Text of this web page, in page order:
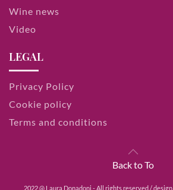
Wine news
Video
LEGAL
Privacy Policy
Cookie policy
Terms and conditions
Back to To
2022 @ Laura Donadoni - All rights reserved / design